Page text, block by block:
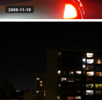
2009-11-19